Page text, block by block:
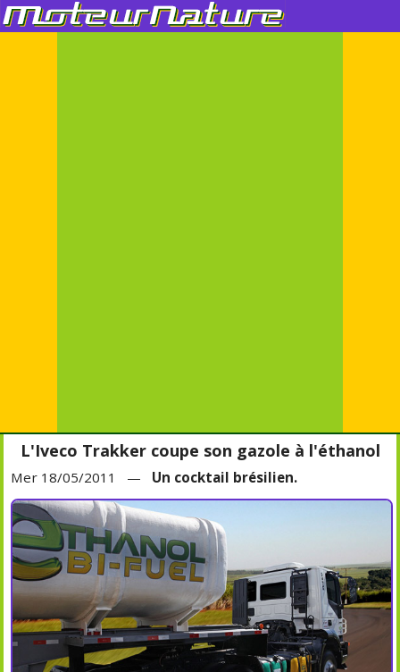
L'Iveco Trakker coupe son gazole à l'éthanol
Mer 18/05/2011 — Un cocktail brésilien.